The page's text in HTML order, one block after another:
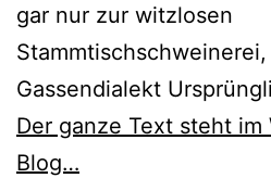
gar nur zur witzlosen
Gassendialekt
Der ganze Text steht
Blog…